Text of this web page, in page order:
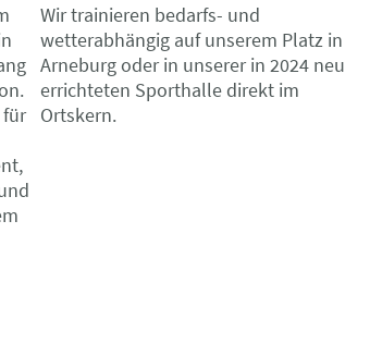
für
Wir trainieren bedarfs- und
wetterabhängig auf unserem Platz in
Arneburg oder in unserer in 2024 neu
errichteten Sporthalle direkt im
Ortskern.